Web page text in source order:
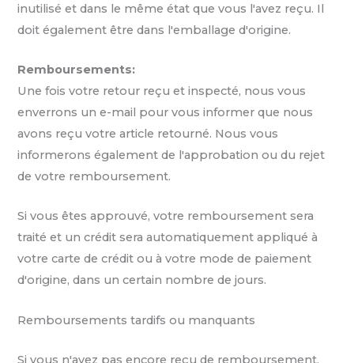
inutilisé et dans le même état que vous l'avez reçu. Il
doit également être dans l'emballage d'origine.
Remboursements:
Une fois votre retour reçu et inspecté, nous vous
enverrons un e-mail pour vous informer que nous
avons reçu votre article retourné. Nous vous
informerons également de l'approbation ou du rejet
de votre remboursement.
Si vous êtes approuvé, votre remboursement sera
traité et un crédit sera automatiquement appliqué à
votre carte de crédit ou à votre mode de paiement
d'origine, dans un certain nombre de jours.
Remboursements tardifs ou manquants
Si vous n'avez pas encore reçu de remboursement,